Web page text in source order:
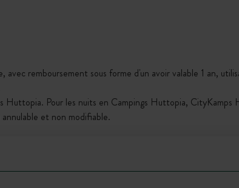
remboursement sous forme d'un avoir valable 1 an,
Huttopia. Pour les nuits en Campings Huttopia,
et non modifiable.